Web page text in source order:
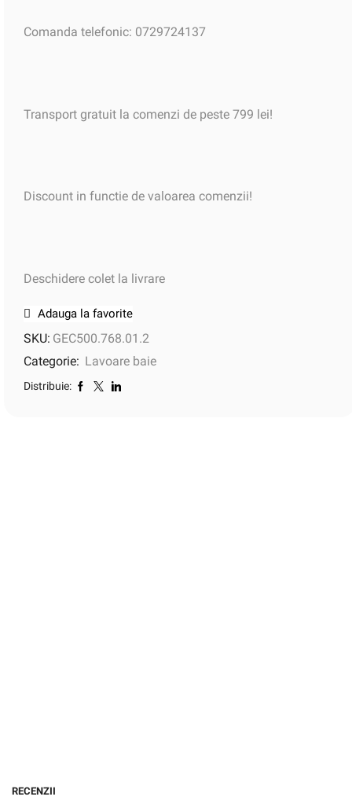
Comanda telefonic: 0729724137
Transport gratuit la comenzi de peste 799 lei!
Discount in functie de valoarea comenzii!
Deschidere colet la livrare
Adauga la favorite
SKU: GEC500.768.01.2
Categorie: Lavoare baie
Distribuie:
RECENZII